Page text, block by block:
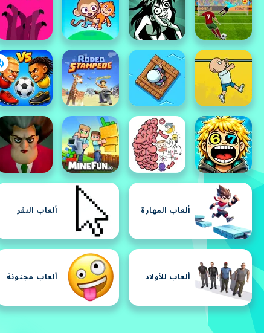
ألعاب المهارة ألعاب النقر
ألعاب للأولاد ألعاب مجنونة